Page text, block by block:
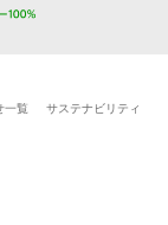
自動車保険
一覧 サステナビリティ